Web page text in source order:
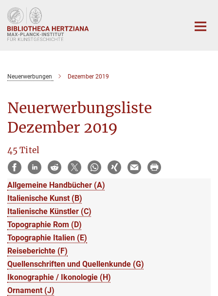
Hauptinhalt
Neuerwerbungen Dezember 2019
Neuerwerbungsliste
Dezember 2019
45 Titel
Allgemeine Handbücher (A)
Italienische Kunst (B)
Italienische Künstler (C)
Topographie Rom (D)
Topographie Italien (E)
Reiseberichte (F)
Quellenschriften und Quellenkunde (G)
Ikonographie / Ikonologie (H)
Ornament (J)